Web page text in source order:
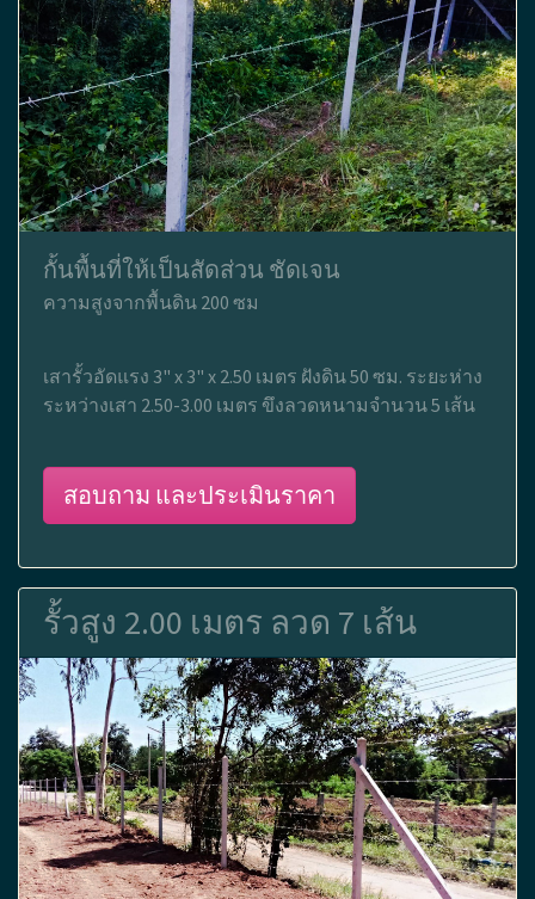
กั้นพื้นที่ให้เป็นสัดส่วน ชัดเจน
ความสูงจากพื้นดิน 200 ซม
เสารั้วอัดแรง 3" x 3" x 2.50 เมตร ฝังดิน 50 ซม. ระยะห่าง
ระหว่างเสา 2.50-3.00 เมตร ขึงลวดหนามจำนวน 5 เส้น
สอบถาม และประเมินราคา
รั้วสูง 2.00 เมตร ลวด 7 เส้น